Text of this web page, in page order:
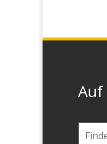
Auf